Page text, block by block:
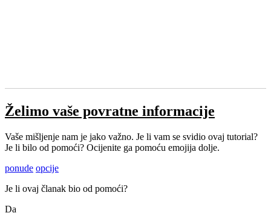
Želimo vaše povratne informacije
Vaše mišljenje nam je jako važno. Je li vam se svidio ovaj tutorial?
Je li bilo od pomoći? Ocijenite ga pomoću emojija dolje.
ponude opcije
Je li ovaj članak bio od pomoći?
Da